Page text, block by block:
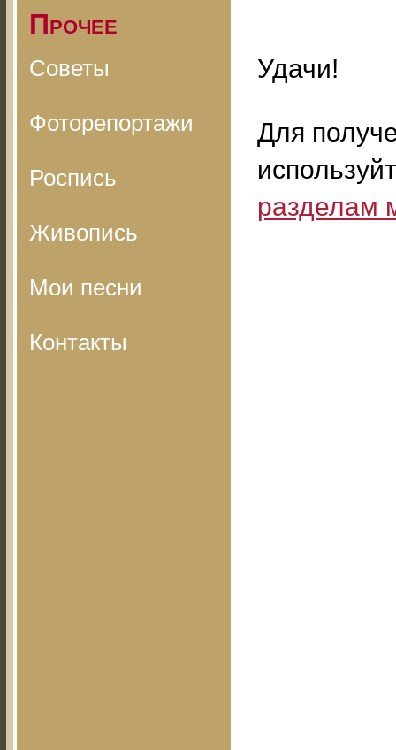
Прочее
Советы
Фоторепортажи
Роспись
Живопись
Мои песни
Контакты
Удачи!
Для
разделам